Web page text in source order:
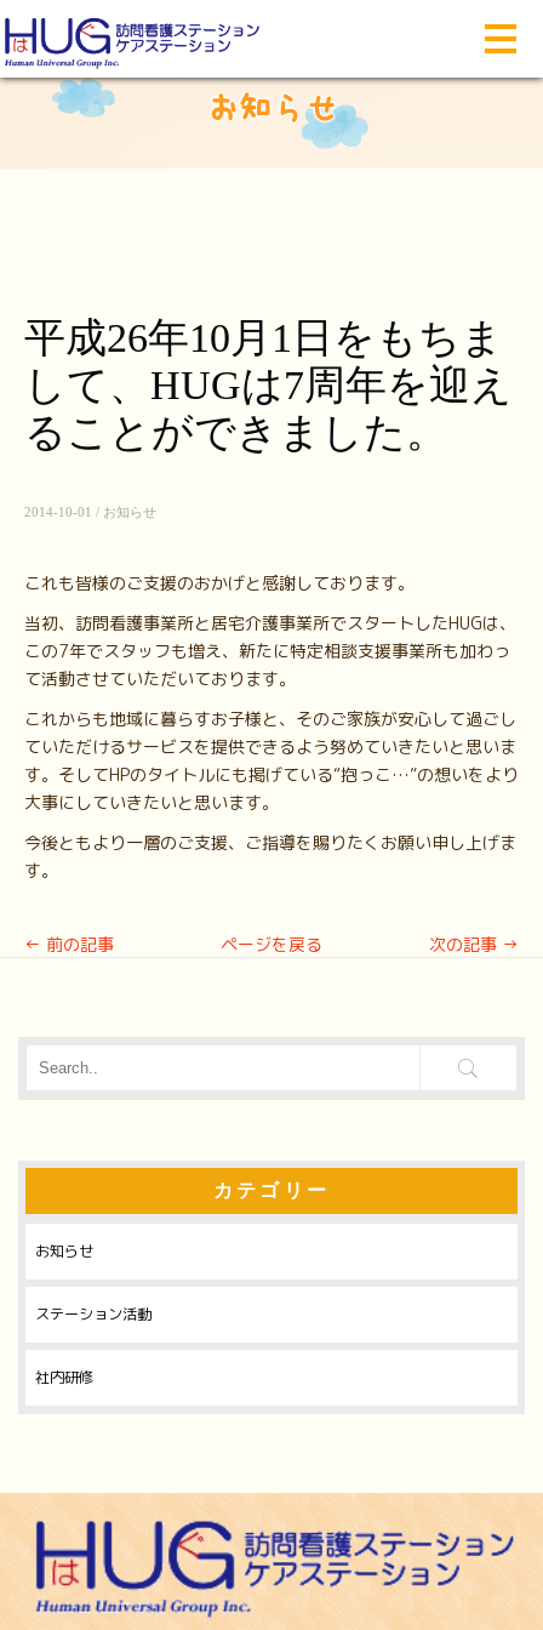
お知らせ
平成26年10月1日をもちま
して、HUGは7周年を迎え
ることができました。
2014-10-01 / お知らせ
これも皆様のご支援のおかげと感謝しております。
当初、訪問看護事業所と居宅介護事業所でスタートしたHUGは、
この7年でスタッフも増え、新たに特定相談支援事業所も加わっ
て活動させていただいております。
これからも地域に暮らすお子様と、そのご家族が安心して過ごし
ていただけるサービスを提供できるよう努めていきたいと思いま
す。そしてHPのタイトルにも掲げている“抱っこ…”の想いをより
大事にしていきたいと思います。
今後ともより一層のご支援、ご指導を賜りたくお願い申し上げま
す。
← 前の記事 ページを戻る 次の記事 →
カテゴリー
お知らせ
ステーション活動
社内研修